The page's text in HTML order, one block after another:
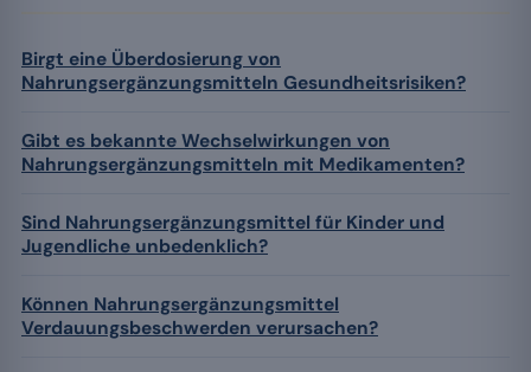
Birgt eine Überdosierung von
Nahrungsergänzungsmitteln Gesundheitsrisiken?
Gibt es bekannte Wechselwirkungen von
Nahrungsergänzungsmitteln mit Medikamenten?
Sind Nahrungsergänzungsmittel für Kinder und
Jugendliche unbedenklich?
Können Nahrungsergänzungsmittel
Verdauungsbeschwerden verursachen?